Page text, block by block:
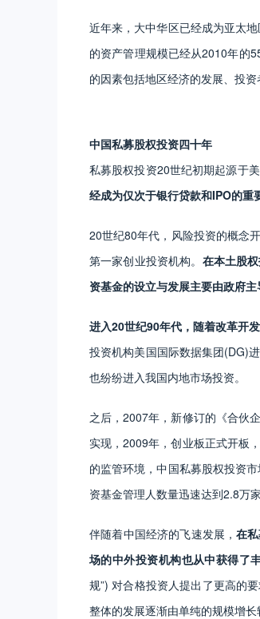
近年来，大中华区已经成为亚太
的资产管理规模已经从2010年的
的因素包括地区经济的发展、投资
中国私募股权投资四十年
私募股权投资20世纪初期起源于
经成为仅次于银行贷款和IPO的重
20世纪80年代，风险投资的概念
第一家创业投资机构。 在本土股
资基金的设立与发展主要由政府主
进入20世纪90年代，随着改革开
投资机构美国国际数据集团(DG)
也纷纷进入我国内地市场投资。
之后，2007年，新修订的《合伙
实现，2009年，创业板正式开板
的监管环境，中国私募股权投资
资基金管理人数量迅速达到2.8万
​伴随着中国经济的飞速发展，在
场的中外投资机构也从中获得了丰
规”) 对合格投资人提出了更高的
整体的发展逐渐由单纯的规模增长